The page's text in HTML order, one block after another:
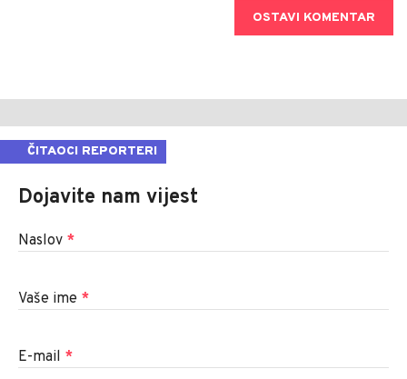
OSTAVI KOMENTAR
ČITAOCI REPORTERI
Dojavite nam vijest
Naslov *
Vaše ime *
E-mail *